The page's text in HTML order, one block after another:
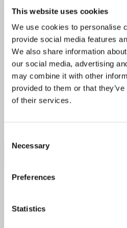
This website uses cookies
We use cookies to personalise
provide social media features
We also share information
our social media, advertising
may combine it with other
provided to them or that
of their services.
Selection
Necessary
Preferences
Statistics
ensimmäistä tasting-iltaansa
Sanna Kissakankaankanssa.
Afternoon Tea -makupalaa,
eri viinin kanssa. Täällä teehetki
hienostuneen twistin, ja ilta
erikoisteetä.
Salutorget
Hinta:Afternoon Tasting 55 €
Koe erityinen teehetki
Chef’s Table palaa
illallinen saariston